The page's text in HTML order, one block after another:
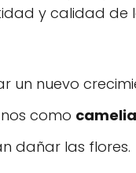
y calidad de
un nuevo
como
dañar las flores.